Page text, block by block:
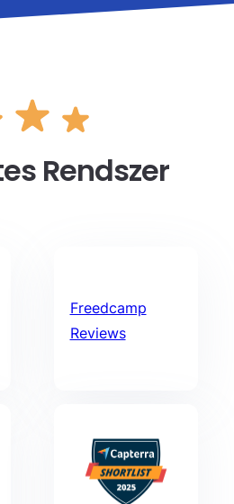
Rendszer
Freedcamp
Reviews